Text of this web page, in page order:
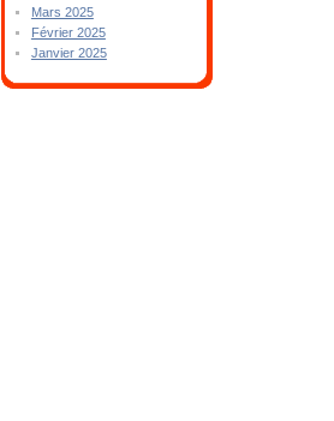
Mars 2025
Février 2025
Janvier 2025